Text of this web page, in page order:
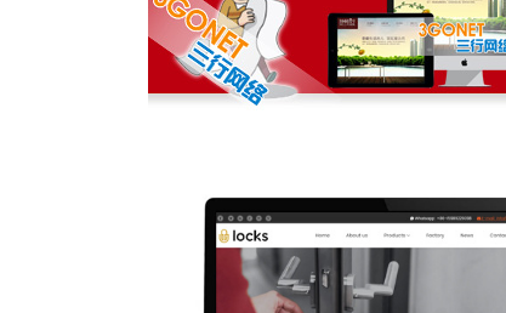
【福建外贸建站公司】福建 福州 厦
【湖北外贸建站公司】湖北 武汉 襄
Link 建外贸网站 南通外贸谷歌建站
站建设 广州外贸网站建设 青岛外贸
三行网络 - 专业做外贸网站的公司！